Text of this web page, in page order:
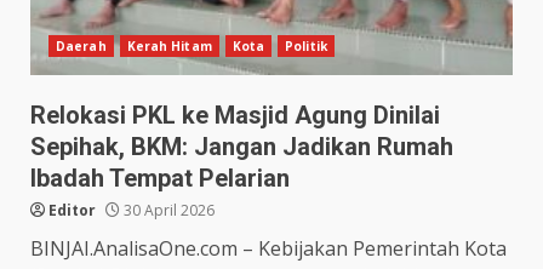
Daerah Kerah Hitam Kota Politik
Relokasi PKL ke Masjid Agung Dinilai
Sepihak, BKM: Jangan Jadikan Rumah
Ibadah Tempat Pelarian
Editor 30 April 2026
BINJAI.AnalisaOne.com – Kebijakan Pemerintah Kota